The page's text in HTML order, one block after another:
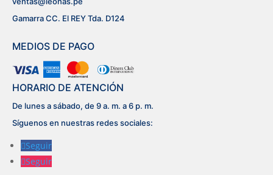
Gamarra CC. El REY Tda. D124
MEDIOS DE PAGO
HORARIO DE ATENCIÓN
De lunes a sábado, de 9 a. m. a 6 p. m.
Síguenos en nuestras redes sociales:
Seguir
Seguir